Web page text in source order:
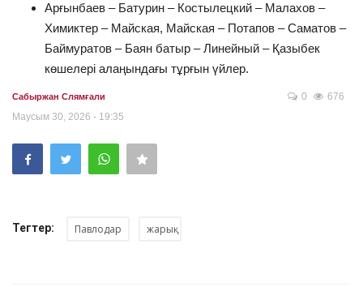
Арғынбаев – Батурин – Костылецкий – Малахов –
Химиктер – Майская, Майская – Потапов – Саматов –
Баймуратов – Баян батыр – Линейный – Қазыбек
көшелері алаңындағы тұрғын үйлер.
Сабыржан Слямғали
Маусым 30, 2026 - 19:35
0 676
Тегтер: Павлодар жарық